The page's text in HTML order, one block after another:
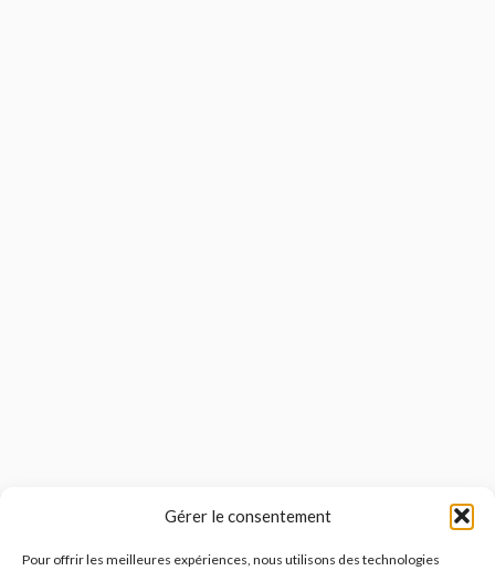
Gérer le consentement
Pour offrir les meilleures expériences, nous utilisons des technologies